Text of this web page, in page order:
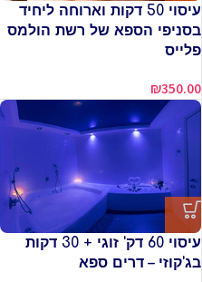
עיסוי 50 דקות וארוחה ליחיד
בסניפי הספא של רשת הולמס
פלייס
₪350.00
עיסוי 60 דק' זוגי + 30 דקות
בג'קוזי – דרים ספא